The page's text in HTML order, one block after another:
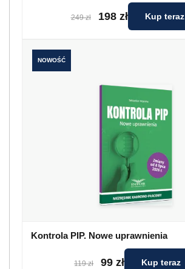
249 zł 198 zł Kup teraz
NOWOŚĆ
Kontrola PIP. Nowe uprawnienia
119 zł 99 zł Kup teraz